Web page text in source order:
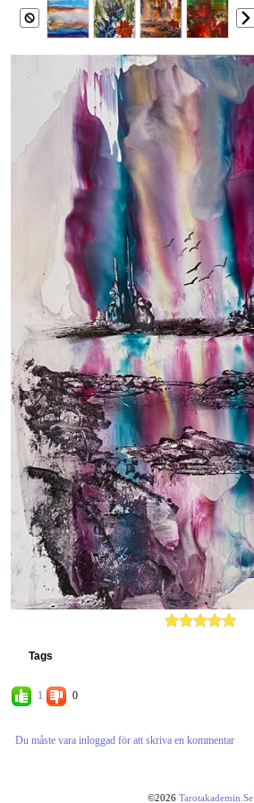
Tags
1 0
Du måste vara inloggad för att skriva en kommentar
©2026 Tarotakademin.se